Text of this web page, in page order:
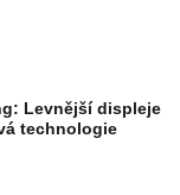
Levnější displeje
technologie